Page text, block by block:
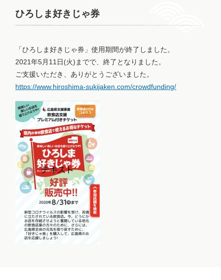
ひろしま好きじゃ券
「ひろしま好きじゃ券」使用期間が終了しました。
2021年5月11日(火)までで、終了となりました。
ご支援いただき、ありがとうございました。
https://www.hiroshima-sukijaken.com/crowdfunding/